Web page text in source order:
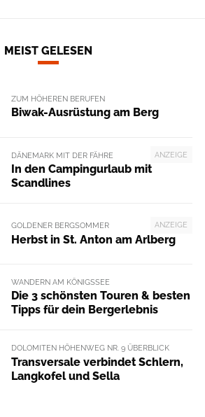
MEIST GELESEN
ZUM HÖHEREN BERUFEN
Biwak-Ausrüstung am Berg
ANZEIGE
DÄNEMARK MIT DER FÄHRE
In den Campingurlaub mit
Scandlines
ANZEIGE
GOLDENER BERGSOMMER
Herbst in St. Anton am Arlberg
WANDERN AM KÖNIGSSEE
Die 3 schönsten Touren & besten
Tipps für dein Bergerlebnis
DOLOMITEN HÖHENWEG NR. 9 ÜBERBLICK
Transversale verbindet Schlern,
Langkofel und Sella